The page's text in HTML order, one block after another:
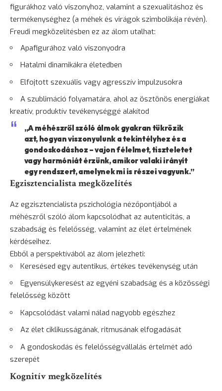
figurákhoz való viszonyhoz, valamint a szexualitáshoz és
termékenységhez (a méhek és virágok szimbolikája révén).
Freudi megközelítésben ez az álom utalhat:
Apafigurához való viszonyodra
Hatalmi dinamikákra életedben
Elfojtott szexuális vagy agresszív impulzusokra
A szublimáció folyamatára, ahol az ösztönös energiákat
kreatív, produktív tevékenységgé alakítod
„A méhészről szóló álmok gyakran tükrözik
azt, hogyan viszonyulunk a tekintélyhez és a
gondoskodáshoz – vajon félelmet, tiszteletet
vagy harmóniát érzünk, amikor valaki irányít
egy rendszert, amelynek mi is részei vagyunk.”
Egzisztencialista megközelítés
Az egzisztencialista pszichológia nézőpontjából a
méhészről szóló álom kapcsolódhat az autenticitás, a
szabadság és felelősség, valamint az élet értelmének
kérdéseihez.
Ebből a perspektívából az álom jelezheti:
Keresésed egy autentikus, értékes tevékenység után
Egyensúlykeresést az egyéni szabadság és a közösségi
felelősség között
Kapcsolódást valami nálad nagyobb egészhez
Az élet ciklikusságának, ritmusának elfogadását
A gondoskodás és felelősségvállalás értelmét adó
szerepét
Kognitív megközelítés